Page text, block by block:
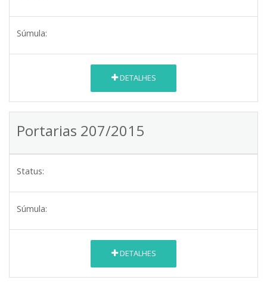
Súmula:
DETALHES
Portarias 207/2015
Status:
Súmula:
DETALHES